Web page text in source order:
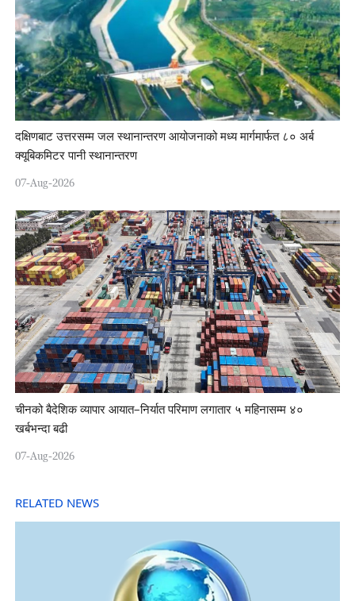
दक्षिणबाट उत्तरसम्म जल स्थानान्तरण आयोजनाको मध्य मार्गमार्फत ८० अर्ब
क्यूबिकमिटर पानी स्थानान्तरण
07-Aug-2026
चीनको बैदेशिक व्यापार आयात–निर्यात परिमाण लगातार ५ महिनासम्म ४०
खर्बभन्दा बढी
07-Aug-2026
RELATED NEWS